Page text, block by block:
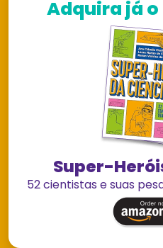
Adquira já
Super-
52 cientistas e suas